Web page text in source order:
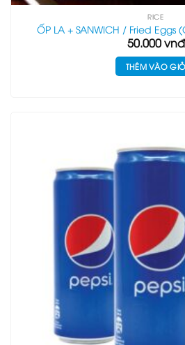
RICE
ỐP LA + SANWICH / Fried
50.000vnđ
THÊM VÀO GIỎ